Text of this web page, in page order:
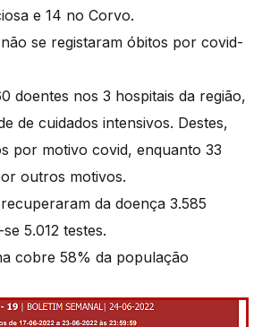
e 14 no Corvo.
se registaram óbitos por covid-
doentes nos 3 hospitais da região,
de cuidados intensivos. Destes,
por motivo covid, enquanto 33
outros motivos.
da doença 3.585
5.012 testes.
cobre 58% da população